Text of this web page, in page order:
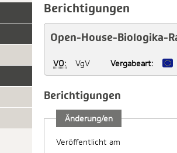
Berichtigungen
Open-House-Biologika-
VO: VgV Vergabeart:
Berichtigungen
Änderung/en
Veröffentlicht am